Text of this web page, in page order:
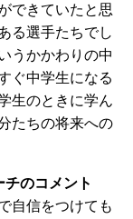
できていたと思
る選手たちでし
うかかわりの中
ぐ中学生になる
生のときに学ん
たちの将来への
のコメント
自信をつけても